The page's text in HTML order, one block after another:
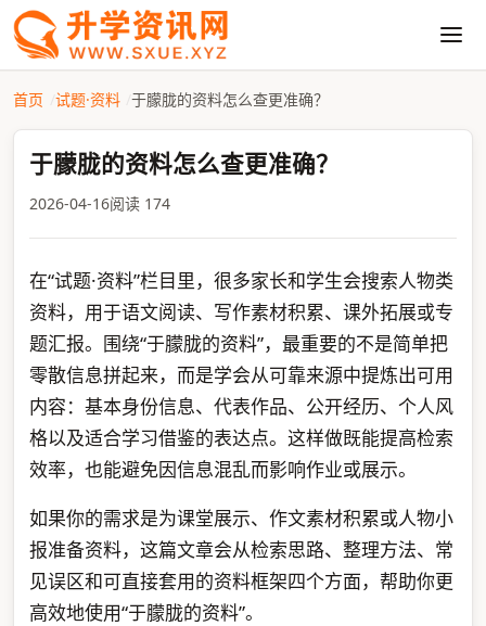
首页 试题·资料 于朦胧的资料怎么查更准确？
于朦胧的资料怎么查更准确？
2026-04-16阅读 174
在“试题·资料”栏目里，很多家长和学生会搜索人物类
资料，用于语文阅读、写作素材积累、课外拓展或专
题汇报。围绕“于朦胧的资料”，最重要的不是简单把
零散信息拼起来，而是学会从可靠来源中提炼出可用
内容：基本身份信息、代表作品、公开经历、个人风
格以及适合学习借鉴的表达点。这样做既能提高检索
效率，也能避免因信息混乱而影响作业或展示。
如果你的需求是为课堂展示、作文素材积累或人物小
报准备资料，这篇文章会从检索思路、整理方法、常
见误区和可直接套用的资料框架四个方面，帮助你更
高效地使用“于朦胧的资料”。